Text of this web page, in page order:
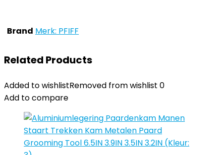
Brand Merk: PFIFF
Related Products
Added to wishlistRemoved from wishlist 0
Add to compare